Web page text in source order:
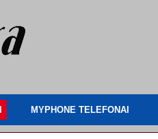
MYPHONE TELEFONAI